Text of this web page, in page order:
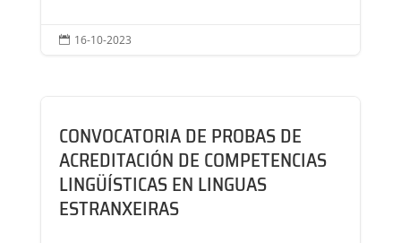
 16-10-2023
CONVOCATORIA DE PROBAS DE
ACREDITACIÓN DE COMPETENCIAS
LINGÜÍSTICAS EN LINGUAS
ESTRANXEIRAS